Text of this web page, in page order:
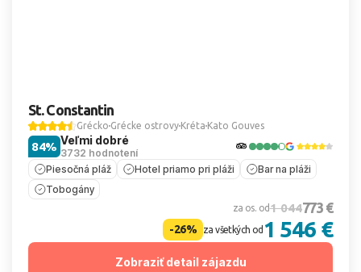
St. Constantin
Grécko Grécke ostrovy Kréta Kato Gouves
Veľmi dobré
3732 hodnotení
84%
Piesočná pláž Hotel priamo pri pláži
Bar na pláži
Tobogány
za os. od1 044773 €
-26% za všetkých od 1 546 €
Zobraziť detail zájazdu